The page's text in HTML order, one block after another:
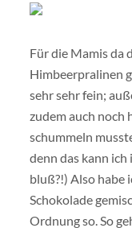
Für die Mamis da
Himbeerpralinen
sehr sehr fein;
zudem auch noch
schummeln
denn das kann
bluß?!) Also habe
Schokolade
Ordnung so. So